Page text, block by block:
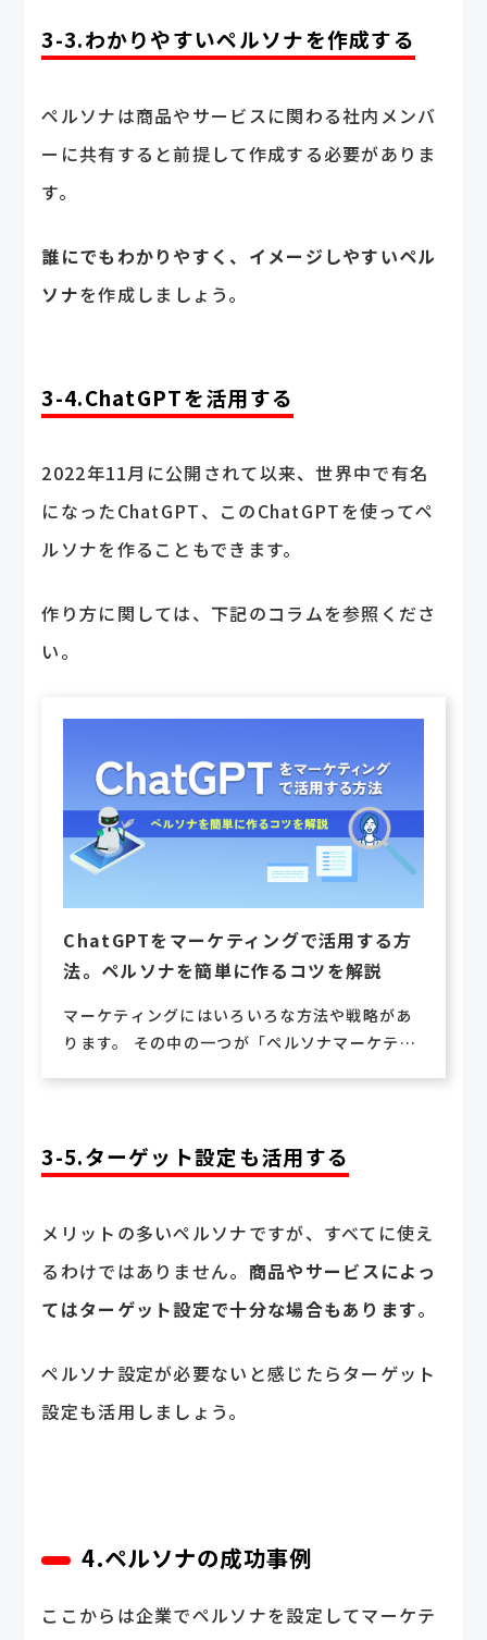
3-3.わかりやすいペルソナを作成する
ペルソナは商品やサービスに関わる社内メンバ
ーに共有すると前提して作成する必要がありま
す。
誰にでもわかりやすく、イメージしやすいペル
ソナを作成しましょう。
3-4.ChatGPTを活用する
2022年11月に公開されて以来、世界中で有名
になったChatGPT、このChatGPTを使ってペ
ルソナを作ることもできます。
作り方に関しては、下記のコラムを参照くださ
い。
ChatGPTをマーケティングで活用する方
法。ペルソナを簡単に作るコツを解説
マーケティングにはいろいろな方法や戦略があ
ります。 その中の一つが「ペルソナマーケティ
3-5.ターゲット設定も活用する
メリットの多いペルソナですが、すべてに使え
るわけではありません。 商品やサービスによっ
てはターゲット設定で十分な場合もあります。
ペルソナ設定が必要ないと感じたらターゲット
設定も活用しましょう。
4.ペルソナの成功事例
ここからは企業でペルソナを設定してマーケテ